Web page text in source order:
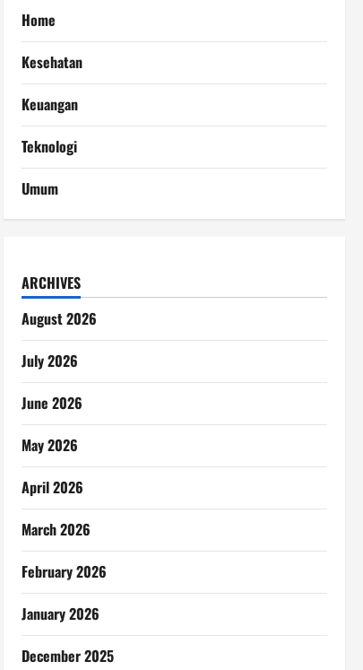
Home
Kesehatan
Keuangan
Teknologi
Umum
ARCHIVES
August 2026
July 2026
June 2026
May 2026
April 2026
March 2026
February 2026
January 2026
December 2025